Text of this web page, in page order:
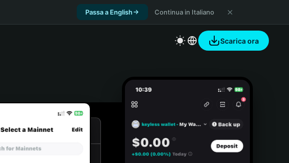
Passa a English Continua in Italiano
Scarica ora